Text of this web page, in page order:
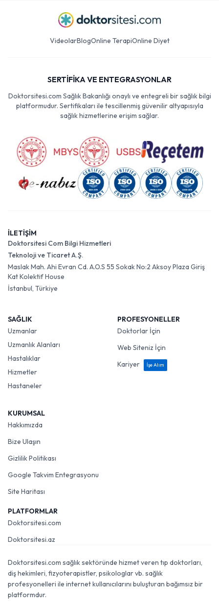
VideolarBlogOnline TerapiOnline Diyet
SERTİFİKA VE ENTEGRASYONLAR
Doktorsitesi.com Sağlık Bakanlığı onaylı ve entegreli bir sağlık bilgi
platformudur. Sertifikaları ile tescillenmiş güvenilir altyapısıyla
sağlık hizmetlerine erişim sağlar.
İLETİŞİM
Doktorsitesi Com Bilgi Hizmetleri
Teknoloji ve Ticaret A.Ş.
Maslak Mah. Ahi Evran Cd. A.O.S 55 Sokak No:2 Aksoy Plaza Giriş
Kat Kolektif House
İstanbul, Türkiye
SAĞLIK
Uzmanlar
Uzmanlık Alanları
Hastalıklar
Hizmetler
Hastaneler
PROFESYONELLER
Doktorlar İçin
Web Siteniz İçin
Kariyer
İşe Alım
KURUMSAL
Hakkımızda
Bize Ulaşın
Gizlilik Politikası
Google Takvim Entegrasyonu
Site Haritası
PLATFORMLAR
Doktorsitesi.com
Doktorsitesi.az
Doktorsitesi.com sağlık sektöründe hizmet veren tıp doktorları,
diş hekimleri, fizyoterapistler, psikologlar vb. sağlık
profesyonelleri ile internet kullanıcılarını buluşturan bağımsız bir
platformdur.